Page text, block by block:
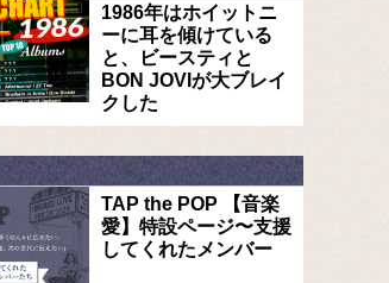
1986年はホイットニ
ーに耳を傾けている
と、ビースティと
BON JOVIが大ブレイ
クした
TAP the POP 【音楽
愛】特設ページ〜支援
してくれたメンバー